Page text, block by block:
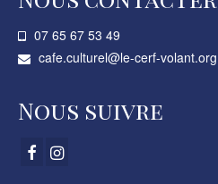
07 65 67 53 49­
cafe.culturel@le-cerf-volant.org
Nous suivre